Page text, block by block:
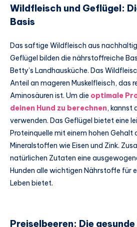
Wildfleisch und Geflügel:
Basis
Das saftige Wildfleisch aus
Geflügel bilden die nährstoffreiche
Betty’s Landhausküche. Das
Anteil an mageren Muskelfleisch, das
Aminosäuren ist. Um die optimale
deinen Hund zu berechnen, kannst
verwenden. Das Geflügel bietet eine
Proteinquelle mit einem hohen Gehalt
Mineralstoffen wie Eisen und Zink.
natürlichen Zutaten eine
Hunden alle wichtigen Nährstoffe für
Leben bietet.
Preiselbeeren: Die